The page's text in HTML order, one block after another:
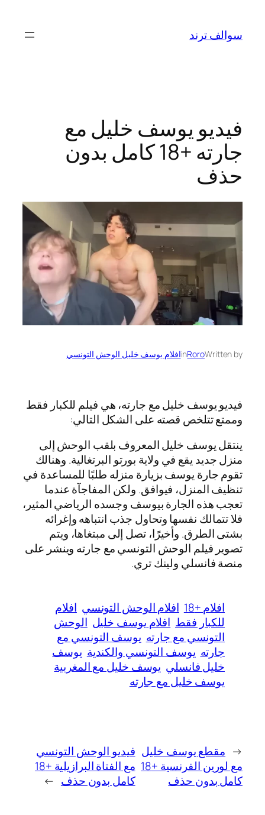
المحتوى
سوالف ترند
فيديو يوسف خليل مع
جارته +18 كامل بدون
حذف
Written by
Roro
inافلام يوسف خليل الوحش التونسي
فيديو يوسف خليل مع جارته، هي فيلم للكبار فقط
وممتع تتلخص قصته على الشكل التالي:
ينتقل يوسف خليل المعروف بلقب الوحش إلى
منزل جديد يقع في ولاية بورتو البرتغالية. وهنالك
تقوم جارة يوسف بزيارة منزله طلبًا للمساعدة في
تنظيف المنزل، فيوافق. ولكن المفاجآة عندما
تعجب هذه الجارة بيوسف وجسده الرياضي المثير،
فلا تتمالك نفسها وتحاول جذب انتباهه وإغرائه
بشتى الطرق. وأخيرًا، تصل إلى مبتغاها، ويتم
تصوير فيلم الوحش التونسي مع جارته وينشر على
منصة فانسلي ولينك تري.
افلام +18 افلام الوحش التونسي افلام
للكبار فقط افلام يوسف خليل الوحش
التونسي مع جارته يوسف التونسي مع
جارته يوسف التونسي والكندية يوسف
خليل فانسلي يوسف خليل مع المغربية
يوسف خليل مع جارته
← مقطع يوسف خليل
مع لورين الفرنسية +18
كامل بدون حذف
فيديو الوحش التونسي
مع الفتاة البرازيلية +18
كامل بدون حذف →